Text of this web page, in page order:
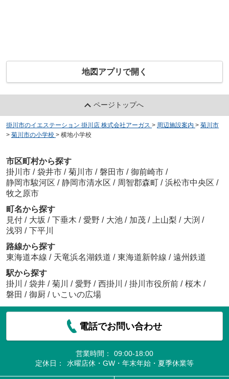
地図アプリで開く
ページトップへ
掛川市のイエステーション 掛川店 株式会社アーガス > 周辺施設案内 > 菊川市
> 菊川市の小学校 > 横地小学校
市区町村から探す
掛川市 / 袋井市 / 菊川市 / 磐田市 / 御前崎市 /
静岡市駿河区 / 静岡市清水区 / 周智郡森町 / 浜松市中央区 /
牧之原市
町名から探す
見付 / 大坂 / 下垂木 / 愛野 / 大池 / 加茂 / 上山梨 / 大渕 /
浅羽 / 下平川
路線から探す
東海道本線 / 天竜浜名湖鉄道 / 東海道新幹線 / 遠州鉄道
駅から探す
掛川
/ 袋井 / 菊川 / 愛野 / 西掛川 / 掛川市役所前 / 桜木 /
磐田 / 御厨 / いこいの広場
電話でお問い合わせ
営業時間：
09:00-18:00
定休日：
水曜店休・GW・年末年始・夏季休業等